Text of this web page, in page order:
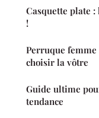
Casquette plate
!
Perruque
choisir la vôtre
Guide ultime
tendance